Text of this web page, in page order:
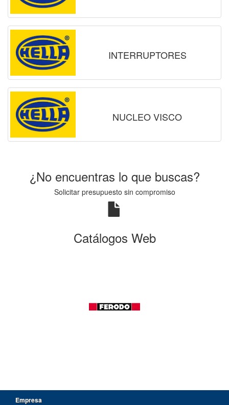
INTERRUPTORES
NUCLEO VISCO
¿No encuentras lo que buscas?
Solicitar presupuesto sin compromiso
Catálogos Web
Empresa